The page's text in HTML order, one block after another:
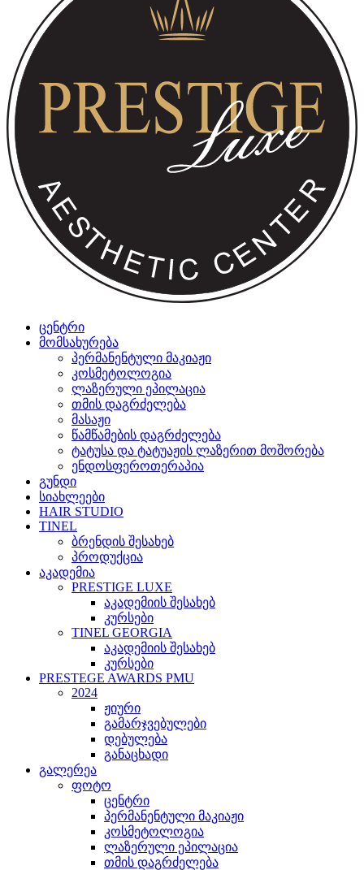
ცენტრი
მომსახურება
პერმანენტული მაკიაჟი
კოსმეტოლოგია
ლაზერული ეპილაცია
თმის დაგრძელება
მასაჟი
წამწამების დაგრძელება
ტატუსა და ტატუაჟის ლაზერით მოშორება
ენდოსფეროთერაპია
გუნდი
სიახლეები
HAIR STUDIO
TINEL
ბრენდის შესახებ
პროდუქცია
აკადემია
PRESTIGE LUXE
აკადემიის შესახებ
კურსები
TINEL GEORGIA
აკადემიის შესახებ
კურსები
PRESTEGE AWARDS PMU
2024
ჟიური
გამარჯვებულები
დებულება
განაცხადი
გალერეა
ფოტო
ცენტრი
პერმანენტული მაკიაჟი
კოსმეტოლოგია
ლაზერული ეპილაცია
თმის დაგრძელება